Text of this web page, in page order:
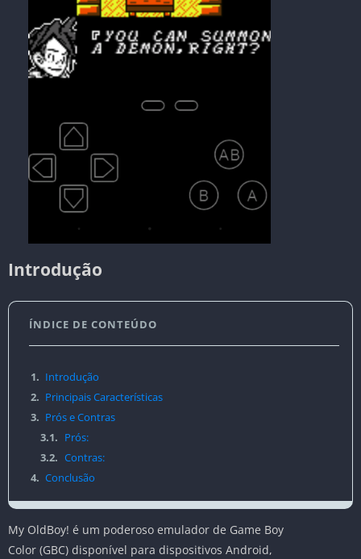
Introdução
ÍNDICE DE CONTEÚDO
1. Introdução
2. Principais Características
3. Prós e Contras
3.1. Prós:
3.2. Contras:
4. Conclusão
My OldBoy! é um poderoso emulador de Game Boy
Color (GBC) disponível para dispositivos Android,